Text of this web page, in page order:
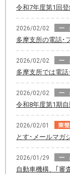
令和7年度第1回
2026/02/02
多摩支所の電話･
2026/02/02
多摩支所では電
2026/02/02
令和8年度第1期
2026/02/01
とす･メールマガ
2026/01/29
自動車機構、｢審